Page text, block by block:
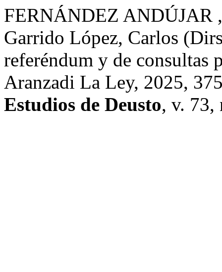
FERNÁNDEZ ANDÚJAR
Garrido López, Carlos
referéndum y de consultas
Aranzadi La Ley, 2025,
Estudios de Deusto, v. 73,